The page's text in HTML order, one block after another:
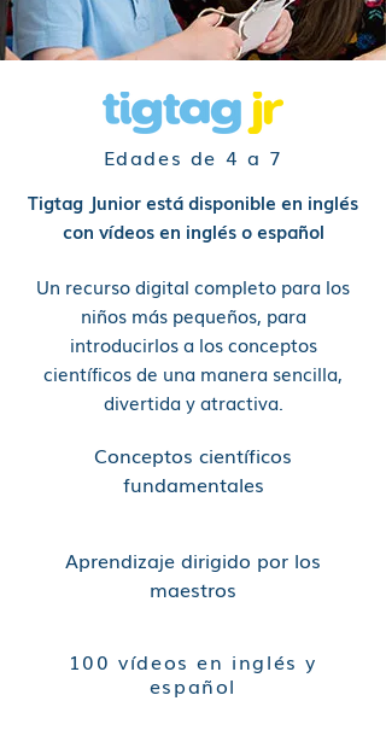
Edades de 4 a 7
Tigtag Junior está disponible en inglés
con vídeos en inglés o español
Un recurso digital completo para los
niños más pequeños, para
introducirlos a los conceptos
científicos de una manera sencilla,
divertida y atractiva.
Conceptos científicos
fundamentales
Aprendizaje dirigido por los
maestros
100 vídeos en inglés y
español